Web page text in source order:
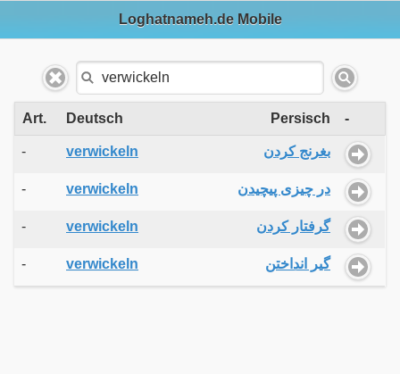
Loghatnameh.de Mobile
Art. Deutsch Persisch -
- verwickeln بغرنج کردن
- verwickeln در چیزی پیچیدن
- verwickeln گرفتار کردن
- verwickeln گیر انداختن